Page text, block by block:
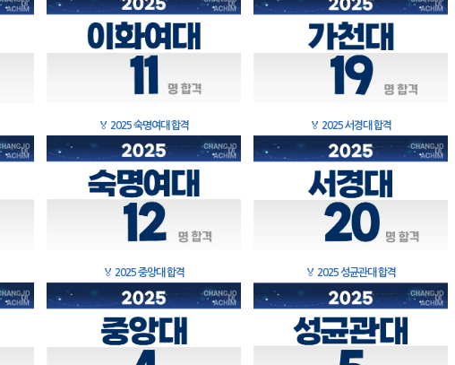
🏅 2025 숙명여대 합격 🏅 2025 서경대 합격
🏅 2025 중앙대 합격 🏅 2025 성균관대 합격